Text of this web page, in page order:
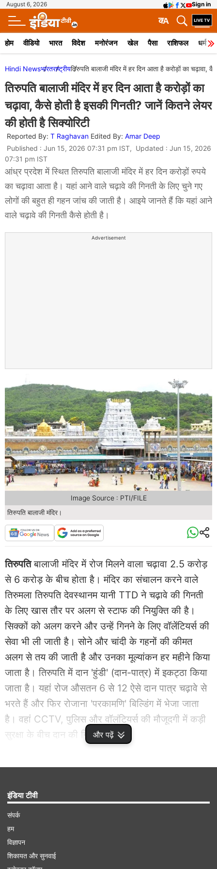
August 6, 2026 Sign in
A
क
होम वीडियो भारत विदेश मनोरंजन खेल पैसा राशिफल धर्म
और पढ़ें
Hindi Newsभारतराष्ट्रीयतिरुपति बालाजी मंदिर में हर दिन आता है करोड़ों का चढ़ावा,
तिरुपति बालाजी मंदिर में हर दिन आता है करोड़ों का
चढ़ावा, कैसे होती है इसकी गिनती? जानें कितने लेयर
की होती है सिक्योरिटी
Reported By: T Raghavan Edited By: Amar Deep
Published : Jun 15, 2026 07:31 pm IST, Updated : Jun 15, 2026
07:31 pm IST
आंध्र प्रदेश में स्थित तिरुपति बालाजी मंदिर में हर दिन करोड़ों रुपये
का चढ़ावा आता है। यहां आने वाले चढ़ावे की गिनती के लिए चुने गए
लोगों की बहुत ही गहन जांच की जाती है। आइये जानते हैं कि यहां आने
वाले चढ़ावे की गिनती कैसे होती है।
Advertisement
तिरुपति बालाजी मंदिर।
Image Source : PTI/FILE
तिरुपतिबालाजी मंदिर में रोज मिलने वाला चढ़ावा 2.5 करोड़
से 6 करोड़ के बीच होता है। मंदिर का संचालन करने वाले
तिरुमला तिरुपति देवस्थानम यानी TTD ने चढ़ावे की गिनती
के लिए खास तौर पर अलग से स्टाफ की नियुक्ति की है।
सिक्कों को अलग करने और उन्हें गिनने के लिए वॉलेंटियर्स की
सेवा भी ली जाती है। सोने और चांदी के गहनों की कीमत
अलग से तय की जाती है और उनका मूल्यांकन हर महीने किया
जाता है। तिरुपति में दान 'हुंडी' (दान-पात्र) में इकट्ठा किया
जाता है। यहां रोज औसतन 6 से 12 ऐसे दान पात्र चढ़ावे से
भरते हैं और फिर रोजाना 'परकामणि' बिल्डिंग में भेजा जाता
है। वहां CCTV, पुलिस और वॉलंटियर्स की मौजूदगी में कड़ी
सुरक्षा के बीच दान की गिनती होती है।
इंडिया टीवी
संपर्क
हम
विज्ञापन
शिकायत और सुनवाई